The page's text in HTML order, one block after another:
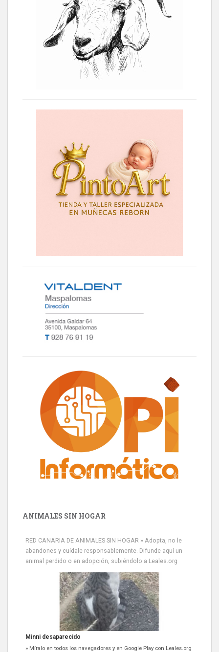
ANIMALES SIN HOGAR
RED CANARIA DE ANIMALES SIN HOGAR » Adopta, no le
abandones y cuídale responsablemente. Difunde aquí un
animal perdido o en adopción, subiéndolo a Leales.org
Siami Perdida
Se llama Siami,es hembra de 4 años,esterilizada con marca de